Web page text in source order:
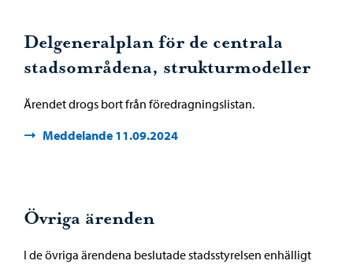
Delgeneralplan för de centrala
stadsområdena, strukturmodeller
Ärendet drogs bort från föredragningslistan.
Meddelande 11.09.2024
Övriga ärenden
I de övriga ärendena beslutade stadsstyrelsen enhälligt